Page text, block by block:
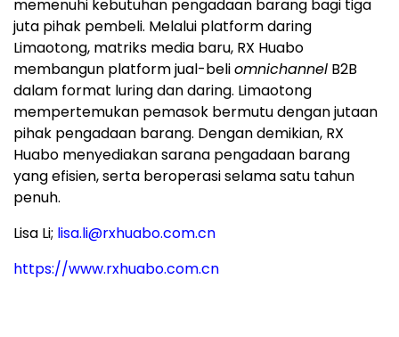
memenuhi kebutuhan pengadaan barang bagi tiga
juta pihak pembeli. Melalui platform daring
Limaotong, matriks media baru, RX Huabo
membangun platform jual-beliomnichannel B2B
dalam format luring dan daring. Limaotong
mempertemukan pemasok bermutu dengan jutaan
pihak pengadaan barang. Dengan demikian, RX
Huabo menyediakan sarana pengadaan barang
yang efisien, serta beroperasi selama satu tahun
penuh.
Lisa Li; lisa.li@rxhuabo.com.cn
https://www.rxhuabo.com.cn